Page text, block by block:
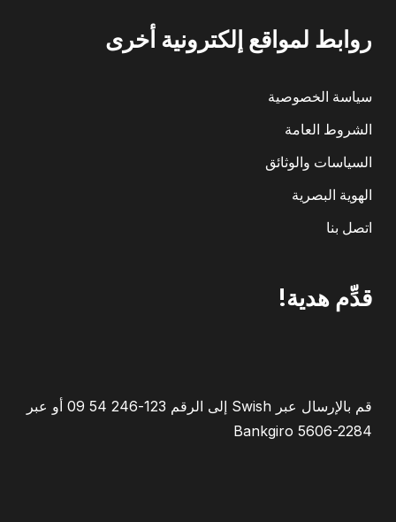
روابط لمواقع إلكترونية أخرى
سياسة الخصوصية
الشروط العامة
السياسات والوثائق
الهوية البصرية
اتصل بنا
قدِّم هدية!
قم بالإرسال عبر Swish إلى الرقم 123-246 54 09 أو عبر
Bankgiro 5606-2284